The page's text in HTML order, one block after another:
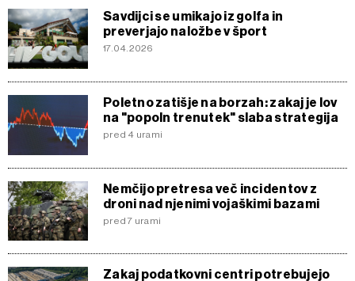
Savdijci se umikajo iz golfa in
preverjajo naložbe v šport
17.04.2026
Poletno zatišje na borzah: zakaj je lov
na "popoln trenutek" slaba strategija
pred 4 urami
Nemčijo pretresa več incidentov z
droni nad njenimi vojaškimi bazami
pred 7 urami
Zakaj podatkovni centri potrebujejo